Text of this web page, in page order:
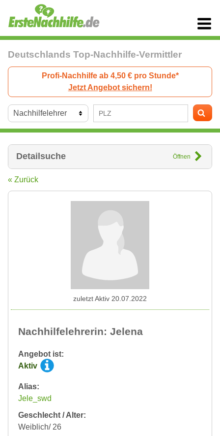
Deutschlands Top-Nachhilfe-Vermittler
Profi-Nachhilfe ab 4,50 € pro Stunde*
Jetzt Angebot sichern!
Detailsuche Öffnen
« Zurück
Nachhilfelehrerin: Jelena
Angebot ist:
Aktiv
Alias:
Jele_swd
Geschlecht / Alter:
Weiblich/ 26
zuletzt Aktiv 20.07.2022